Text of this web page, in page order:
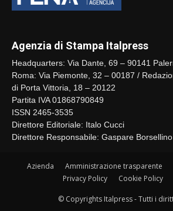
Agenzia di Stampa Italpress
Headquarters: Via Dante, 69 – 90141
Roma: Via Piemonte, 32 – 00187 /
di Porta Vittoria, 18 – 20122
Partita IVA 01868790849
ISSN 2465-3535
Direttore Editoriale: Italo Cucci
Direttore Responsabile: Gaspare Borsellino
Azienda Amministrazione trasparente
Privacy Policy
Cookie Policy
© Copyrights Italpress - Tutti i